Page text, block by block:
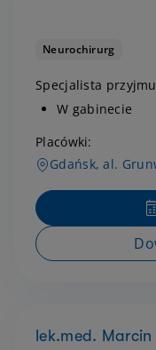
Neurochirurg
Specjalista
W gabinecie
Placówki:
Gdańsk, al.
lek.med.